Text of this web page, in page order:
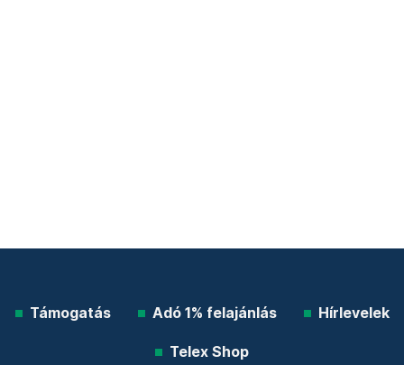
Támogatás Adó 1% felajánlás Hírlevelek
Telex Shop